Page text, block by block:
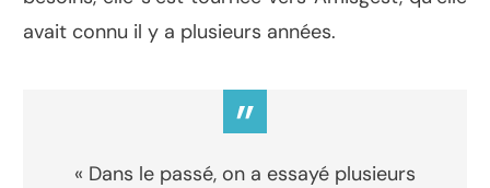
avait connu il y a plusieurs années.
”
« Dans le passé, on a essayé plusieurs